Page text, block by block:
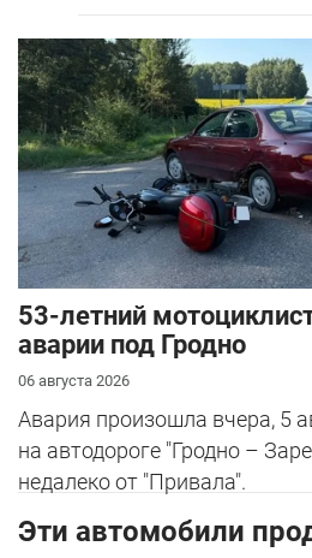
53-летний
аварии под Гродно
06 августа 2026
Авария произошла вчера, 5
на автодороге "Гродно –
недалеко от "Привала".
Эти автомобили